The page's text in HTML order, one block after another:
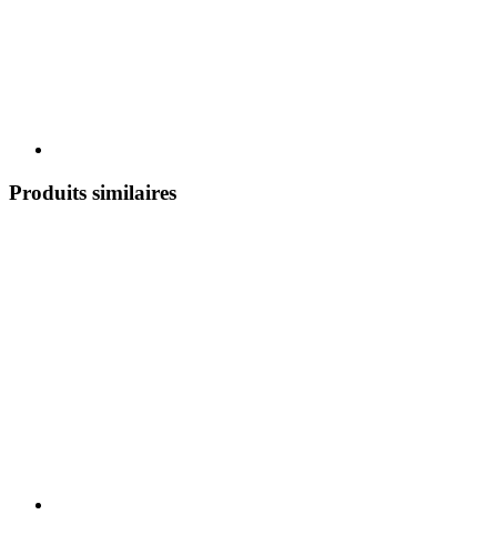
Produits similaires